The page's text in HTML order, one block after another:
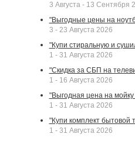
3 Августа - 13 Сентября
"Выгодные цены на
3 - 23 Августа 2026
"Купи стиральную и
1 - 31 Августа 2026
"Скидка за СБП на
1 - 16 Августа 2026
"Выгодная цена на
1 - 31 Августа 2026
"Купи комплект бытовой
1 - 31 Августа 2026